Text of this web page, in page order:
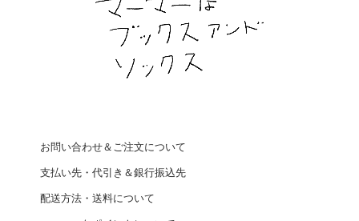
お問い合わせ＆ご注文について
支払い先・代引き＆銀行振込先
配送方法・送料について